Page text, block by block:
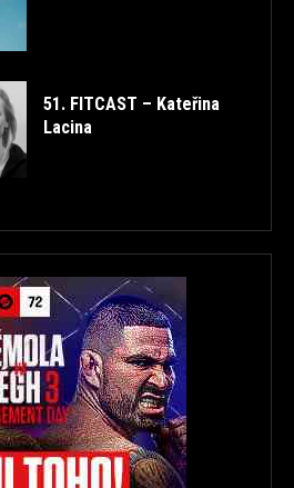
51. FITCAST – Kateřina
Lacina